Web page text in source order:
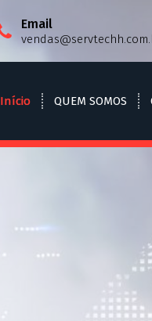
Email
Início QUEM SOMOS